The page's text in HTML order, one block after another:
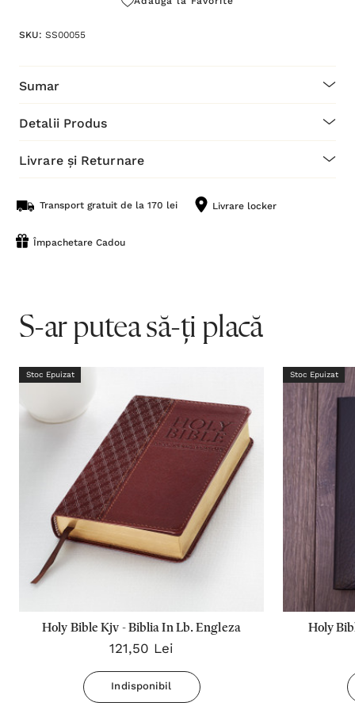
SKU: SS00055
Sumar
Detalii Produs
Livrare și Returnare
Transport gratuit de la 170 lei Livrare locker
Împachetare Cadou
S-ar putea să-ți placă
Stoc Epuizat
Holy Bible Kjv - Biblia In Lb. Engleza
121,50 Lei
Indisponibil
Stoc Epuizat
Holy